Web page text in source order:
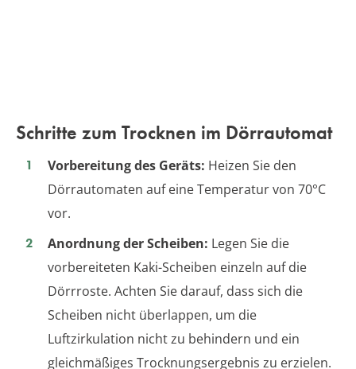
Schritte zum Trocknen im Dörrautomat
Vorbereitung des Geräts: Heizen Sie den
Dörrautomaten auf eine Temperatur von 70°C
vor.
Anordnung der Scheiben: Legen Sie die
vorbereiteten Kaki-Scheiben einzeln auf die
Dörrroste. Achten Sie darauf, dass sich die
Scheiben nicht überlappen, um die
Luftzirkulation nicht zu behindern und ein
gleichmäßiges Trocknungsergebnis zu erzielen.